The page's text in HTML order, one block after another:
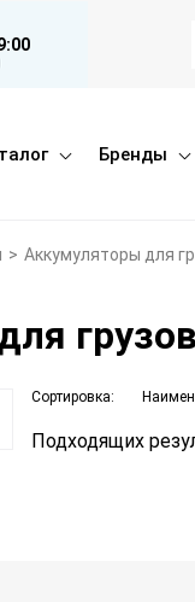
Бренды
> Аккумуляторы для
Сортировка:
Подходящих